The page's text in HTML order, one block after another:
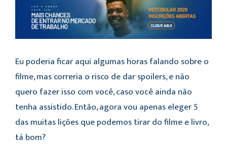
Eu poderia ficar aqui algumas horas falando sobre o
filme, mas correria o risco de dar spoilers, e não
quero fazer isso com você, caso você ainda não
tenha assistido. Então, agora vou apenas eleger 5
das muitas lições que podemos tirar do filme e livro,
tá bom?